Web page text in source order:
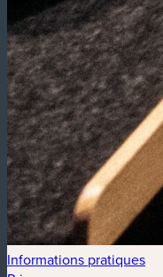
Informations pratiques